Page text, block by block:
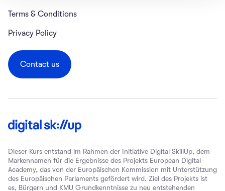
Terms & Conditions
Privacy Policy
Contact us
Dieser Kurs entstand im Rahmen der Initiative Digital SkillUp, dem
Markennamen für die Ergebnisse des Projekts European Digital
Academy, das von der Europäischen Kommission mit Unterstützung
des Europäischen Parlaments gefördert wird. Ziel des Projekts ist
es, Bürgern und KMU Grundkenntnisse zu neu entstehenden